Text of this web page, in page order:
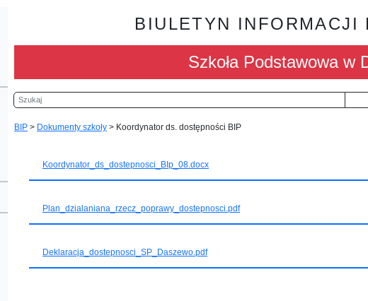
BIULETYN INFORMACJI
Szkoła Podstawowa w
Szukaj
BIP > Dokumenty szkoły > Koordynator ds. dostępności BIP
Koordynator_ds_dostepnosci_BIp_08.docx
Plan_dzialaniana_rzecz_poprawy_dostepnosci.pdf
Deklaracja_dostepnosci_SP_Daszewo.pdf